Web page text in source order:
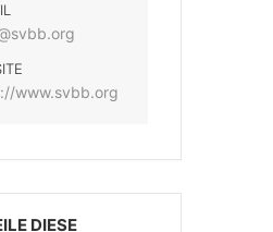
www.svbb.org
DIESE